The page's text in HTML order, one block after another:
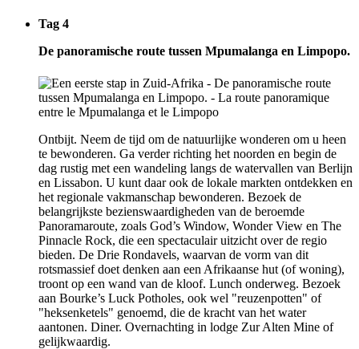
Tag 4
De panoramische route tussen Mpumalanga en Limpopo.
Ontbijt. Neem de tijd om de natuurlijke wonderen om u heen
te bewonderen. Ga verder richting het noorden en begin de
dag rustig met een wandeling langs de watervallen van Berlijn
en Lissabon. U kunt daar ook de lokale markten ontdekken en
het regionale vakmanschap bewonderen. Bezoek de
belangrijkste bezienswaardigheden van de beroemde
Panoramaroute, zoals God’s Window, Wonder View en The
Pinnacle Rock, die een spectaculair uitzicht over de regio
bieden. De Drie Rondavels, waarvan de vorm van dit
rotsmassief doet denken aan een Afrikaanse hut (of woning),
troont op een wand van de kloof. Lunch onderweg. Bezoek
aan Bourke’s Luck Potholes, ook wel "reuzenpotten" of
"heksenketels" genoemd, die de kracht van het water
aantonen. Diner. Overnachting in lodge Zur Alten Mine of
gelijkwaardig.